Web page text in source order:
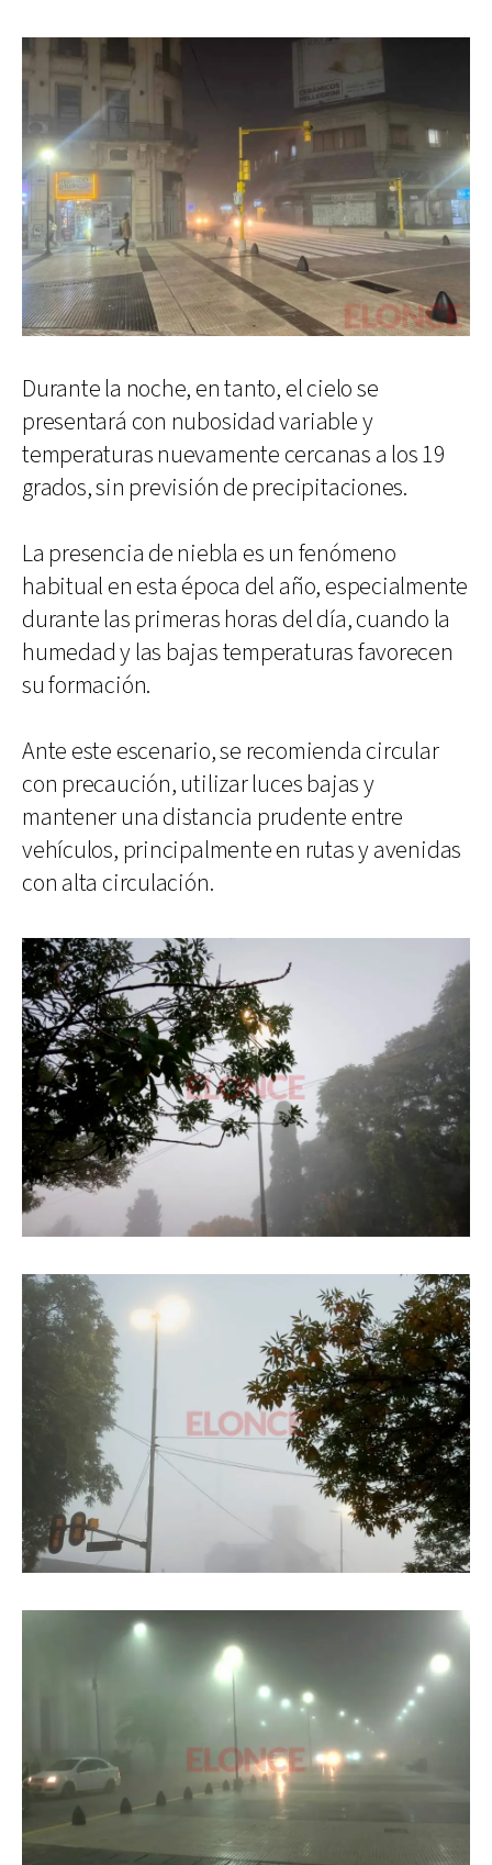
Durante la noche, en tanto, el cielo se
presentará con nubosidad variable y
temperaturas nuevamente cercanas a los 19
grados, sin previsión de precipitaciones.
La presencia de niebla es un fenómeno
habitual en esta época del año, especialmente
durante las primeras horas del día, cuando la
humedad y las bajas temperaturas favorecen
su formación.
Ante este escenario, se recomienda circular
con precaución, utilizar luces bajas y
mantener una distancia prudente entre
vehículos, principalmente en rutas y avenidas
con alta circulación.